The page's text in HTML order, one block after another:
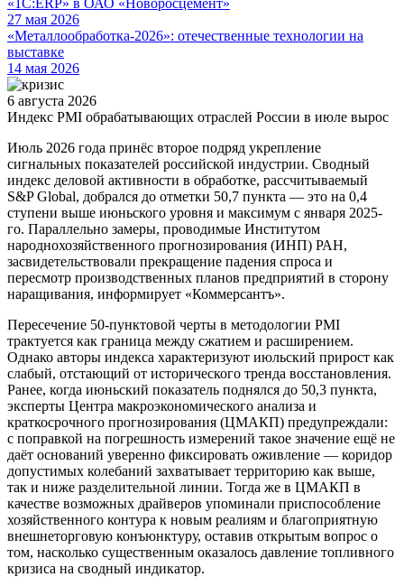
27 мая 2026
«Металлообработка-2026»: отечественные технологии на
выставке
14 мая 2026
6 августа 2026
Индекс PMI обрабатывающих отраслей России в июле вырос
Июль 2026 года принёс второе подряд укрепление
сигнальных показателей российской индустрии. Сводный
индекс деловой активности в обработке, рассчитываемый
S&P Global, добрался до отметки 50,7 пункта — это на 0,4
ступени выше июньского уровня и максимум с января 2025-
го. Параллельно замеры, проводимые Институтом
народнохозяйственного прогнозирования (ИНП) РАН,
засвидетельствовали прекращение падения спроса и
пересмотр производственных планов предприятий в сторону
наращивания, информирует «Коммерсантъ».
Пересечение 50-пунктовой черты в методологии PMI
трактуется как граница между сжатием и расширением.
Однако авторы индекса характеризуют июльский прирост как
слабый, отстающий от исторического тренда восстановления.
Ранее, когда июньский показатель поднялся до 50,3 пункта,
эксперты Центра макроэкономического анализа и
краткосрочного прогнозирования (ЦМАКП) предупреждали:
с поправкой на погрешность измерений такое значение ещё не
даёт оснований уверенно фиксировать оживление — коридор
допустимых колебаний захватывает территорию как выше,
так и ниже разделительной линии. Тогда же в ЦМАКП в
качестве возможных драйверов упоминали приспособление
хозяйственного контура к новым реалиям и благоприятную
внешнеторговую конъюнктуру, оставив открытым вопрос о
том, насколько существенным оказалось давление топливного
кризиса на сводный индикатор.